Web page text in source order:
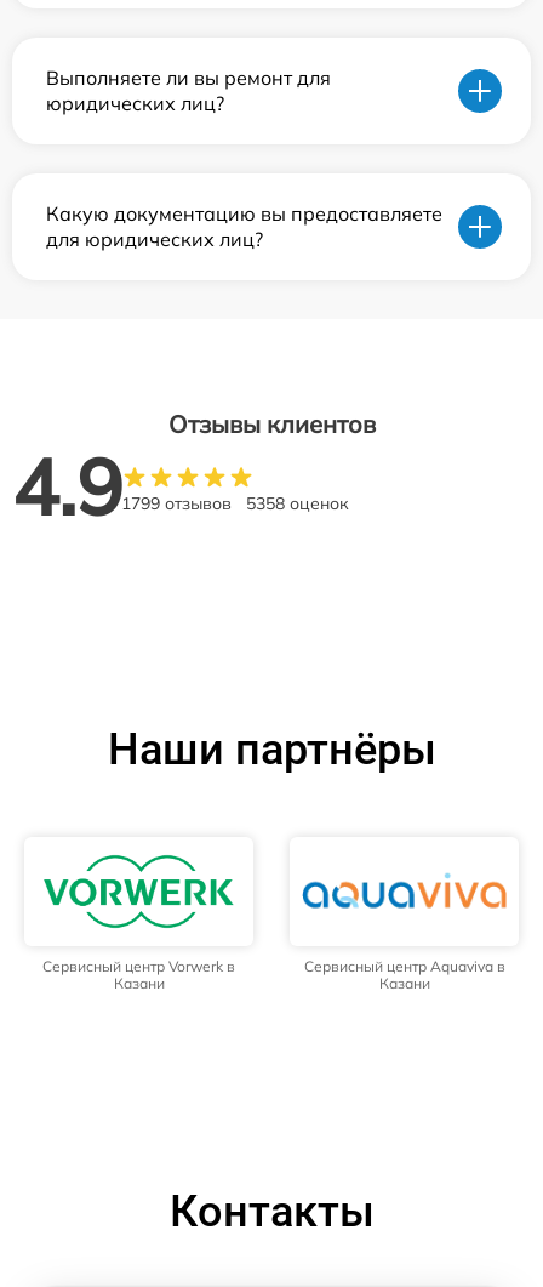
Выполняете ли вы ремонт для
юридических лиц?
Какую документацию вы предоставляете
для юридических лиц?
Отзывы клиентов
4.91799 отзывов 5358 оценок
Наши партнёры
Сервисный центр Vorwerk в
Казани
Сервисный центр Aquaviva в
Казани
Контакты